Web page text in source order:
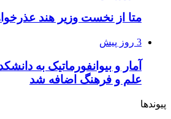
متا از نخست وزیر هند
3 روز پیش
آمار و بیوانفورماتیک به
علم و فرهنگ اضافه شد
پیوندها